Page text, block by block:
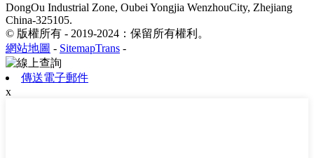
DongOu Industrial Zone, Oubei Yongjia WenzhouCity, Zhejiang
China-325105.
© 版權所有 - 2019-2024：保留所有權利。
網站地圖 - SitemapTrans -
傳送電子郵件
x